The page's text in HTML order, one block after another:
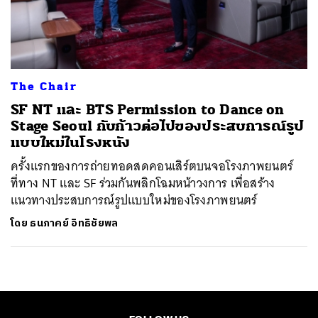
The Chair
SF NT และ BTS Permission to Dance on
Stage Seoul กับก้าวต่อไปของประสบการณ์รูป
แบบใหม่ในโรงหนัง
ครั้งแรกของการถ่ายทอดสดคอนเสิร์ตบนจอโรงภาพยนตร์
ที่ทาง NT และ SF ร่วมกันพลิกโฉมหน้าวงการ เพื่อสร้าง
แนวทางประสบการณ์รูปแบบใหม่ของโรงภาพยนตร์
โดย ธนภาคย์ อิทธิชัยพล
ค้นหา
SHARE TWEET LINE EMAIL